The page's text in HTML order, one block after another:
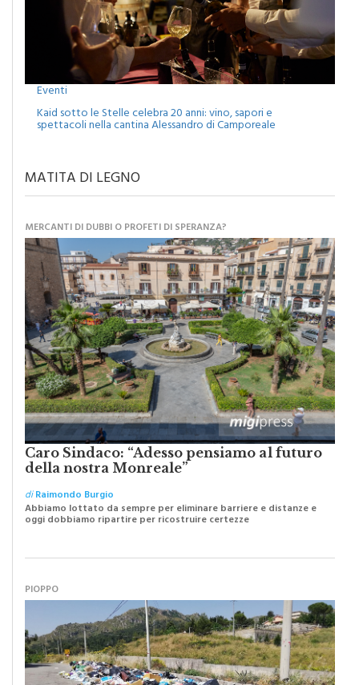
Kaid sotto le Stelle celebra 20 anni: vino, sapori e
spettacoli nella cantina Alessandro di Camporeale
Caro Sindaco: “Adesso pensiamo al futuro
della nostra Monreale”
diRaimondo Burgio
Abbiamo lottato da sempre per eliminare barriere e distanze e
oggi dobbiamo ripartire per ricostruire certezze